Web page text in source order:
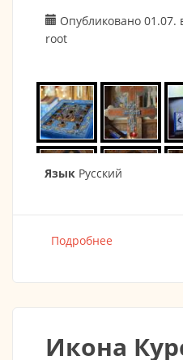
Опубликовано 01.07.
root
Язык Русский
Подробнее
Икона